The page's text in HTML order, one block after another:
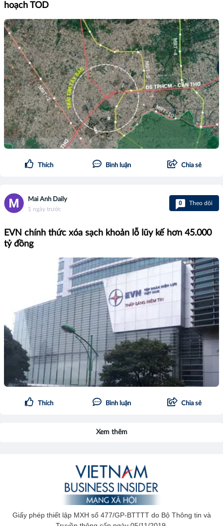
hoạch TOD
Thích Bình luận Chia sẻ
Mai Anh Daily
1 ngày trước
0 Theo dõi
EVN chính thức xóa sạch khoản lỗ lũy kế hơn 45.000
tỷ đồng
Thích Bình luận Chia sẻ
Xem thêm
Giấy phép thiết lập MXH số 477/GP-BTTTT do Bộ Thông tin và